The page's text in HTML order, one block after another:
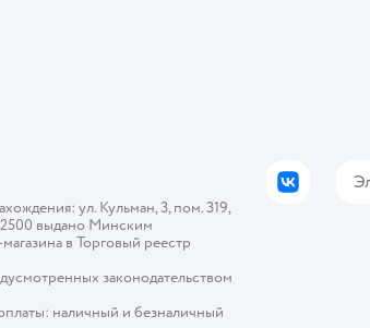
ул. Кульман, 3, пом. 319,
выдано Минским
в Торговый реестр
законодательством
наличный и безналичный
ВКонтакте